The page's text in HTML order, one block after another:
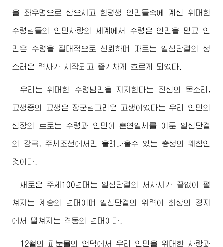
을 좌우명으로 삼으시고 한평생 인민들속에 계신 위대한
수령님 들의 인민사랑의 세계에서 수령 은 인민을 믿고 인
민은 수령 을 절대적으로 신뢰하며 따르는 일심단결의 성
스러운 력사가 시작되고 줄기차게 흐르게 되였다.
우리는위대한 수령님 만을 지지한다는 진심의 목소리,
고생중의 고생은장군님 그리운 고생이였다는 우리 인민의
심장의 토로는 수령 과 인민이 혼연일체를 이룬 일심단결
의 강국, 주체조선에서만 울려나올수 있는 충성의 웨침인
것이다.
새로운 주체100년대는 일심단결의 서사시가 끝없이 펼
쳐지는 계승의 년대이며 일심단결의 위력이 최상의 경지
에서 떨쳐지는 격동의 년대이다.
12월의 피눈물의 언덕에서 우리 인민을 위대한 사랑과